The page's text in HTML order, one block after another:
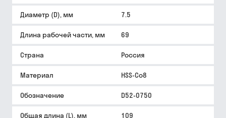
Диаметр (D), мм 7.5
Длина рабочей части, мм 69
Страна Россия
Материал HSS-Co8
Обозначение D52-0750
Общая длина (L), мм 109